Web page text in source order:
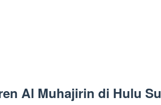
Al Muhajirin di Hulu